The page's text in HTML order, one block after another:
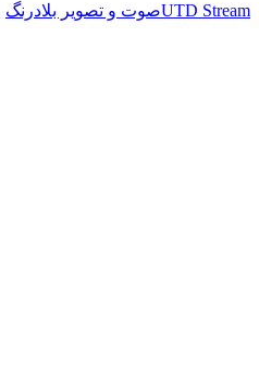
UTD Streamصوت و تصویر بلادرنگ